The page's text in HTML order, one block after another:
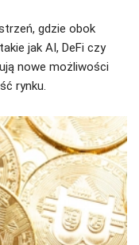
gdzie obok
jak AI, DeFi czy
nowe możliwości
rynku.